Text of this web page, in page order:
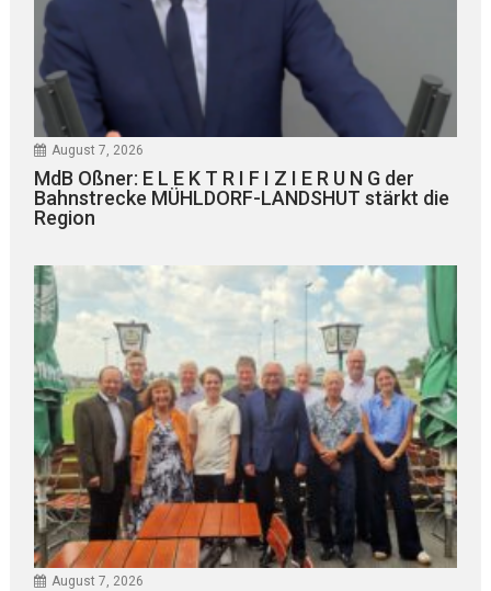
August 7, 2026
MdB Oßner: E L E K T R I F I Z I E R U N G der
Bahnstrecke MÜHLDORF-LANDSHUT stärkt die
Region
August 7, 2026